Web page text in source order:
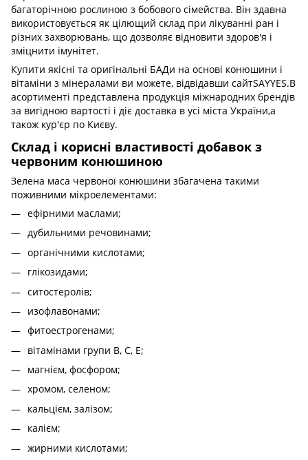
багаторічною рослиною з бобового сімейства. Він здавна
використовується як цілющий склад при лікуванні ран і
різних захворювань, що дозволяє відновити здоров'я і
зміцнити імунітет.
Купити якісні та оригінальні БАДи на основі конюшини і
вітаміни з мінералами ви можете, відвідавши сайтSAYYES.В
асортименті представлена продукція міжнародних брендів
за вигідною вартості і діє доставка в усі міста України,а
також кур'єр по Києву.
Склад і корисні властивості добавок з
червоним конюшиною
Зелена маса червоної конюшини збагачена такими
поживними мікроелементами:
ефірними маслами;
дубильними речовинами;
органічними кислотами;
глікозидами;
ситостеролів;
изофлавонами;
фитоестрогенами;
вітамінами групи В, С, Е;
магнієм, фосфором;
хромом, селеном;
кальцієм, залізом;
калієм;
жирними кислотами;